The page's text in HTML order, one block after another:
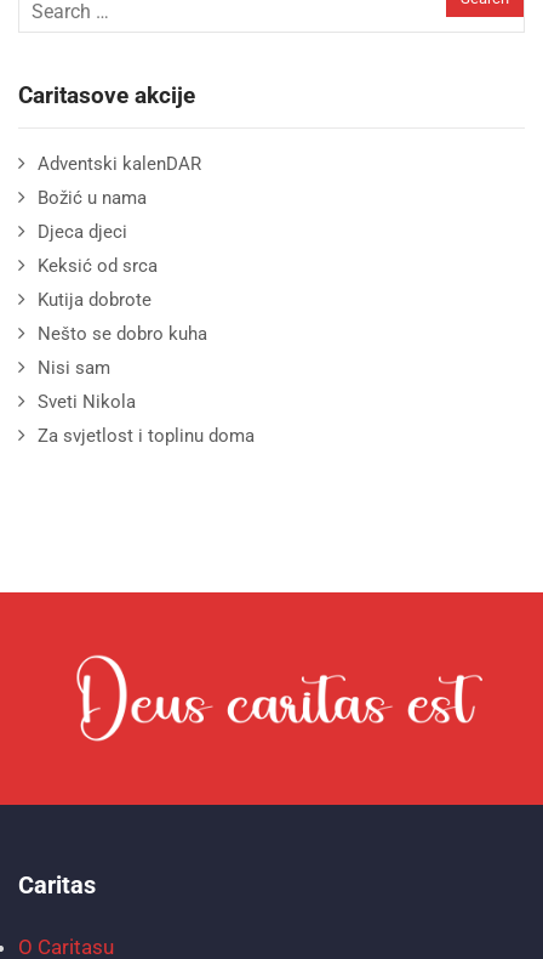
Caritasove akcije
Adventski kalenDAR
Božić u nama
Djeca djeci
Keksić od srca
Kutija dobrote
Nešto se dobro kuha
Nisi sam
Sveti Nikola
Za svjetlost i toplinu doma
Caritas
O Caritasu